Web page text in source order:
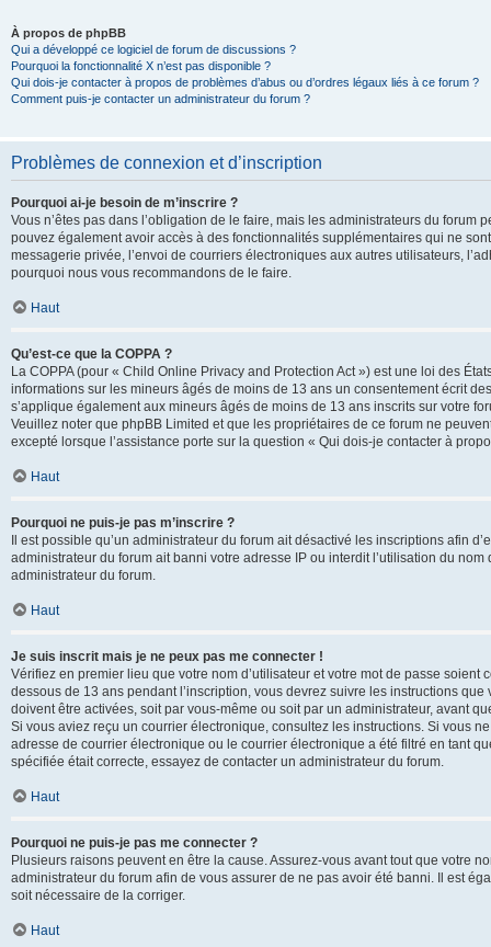
À propos de phpBB
Qui a développé ce logiciel de forum de discussions ?
Pourquoi la fonctionnalité X n’est pas disponible ?
Qui dois-je contacter à propos de problèmes d’abus ou d’ordres légaux liés à ce forum ?
Comment puis-je contacter un administrateur du forum ?
Problèmes de connexion et d’inscription
Pourquoi ai-je besoin de m’inscrire ?
Vous n’êtes pas dans l’obligation de le faire, mais les administrateurs du
pouvez également avoir accès à des fonctionnalités supplémentaires qui ne
messagerie privée, l’envoi de courriers électroniques aux autres utilisateurs,
pourquoi nous vous recommandons de le faire.
Haut
Qu’est-ce que la COPPA ?
La COPPA (pour « Child Online Privacy and Protection Act ») est une loi des
informations sur les mineurs âgés de moins de 13 ans un consentement écrit
s’applique également aux mineurs âgés de moins de 13 ans inscrits sur votre
Veuillez noter que phpBB Limited et que les propriétaires de ce forum ne
excepté lorsque l’assistance porte sur la question « Qui dois-je contacter à
Haut
Pourquoi ne puis-je pas m’inscrire ?
Il est possible qu’un administrateur du forum ait désactivé les inscriptions afin
administrateur du forum ait banni votre adresse IP ou interdit l’utilisation du
administrateur du forum.
Haut
Je suis inscrit mais je ne peux pas me connecter !
Vérifiez en premier lieu que votre nom d’utilisateur et votre mot de passe
dessous de 13 ans pendant l’inscription, vous devrez suivre les instructions
doivent être activées, soit par vous-même ou soit par un administrateur, avant
Si vous aviez reçu un courrier électronique, consultez les instructions. Si vous
adresse de courrier électronique ou le courrier électronique a été filtré en tant
spécifiée était correcte, essayez de contacter un administrateur du forum.
Haut
Pourquoi ne puis-je pas me connecter ?
Plusieurs raisons peuvent en être la cause. Assurez-vous avant tout que votre
administrateur du forum afin de vous assurer de ne pas avoir été banni. Il est
soit nécessaire de la corriger.
Haut